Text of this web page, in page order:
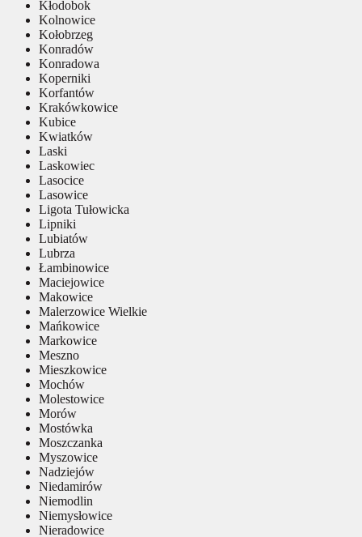
Kłodobok
Kolnowice
Kołobrzeg
Konradów
Konradowa
Koperniki
Korfantów
Krakówkowice
Kubice
Kwiatków
Laski
Laskowiec
Lasocice
Lasowice
Ligota Tułowicka
Lipniki
Lubiatów
Lubrza
Łambinowice
Maciejowice
Makowice
Malerzowice Wielkie
Mańkowice
Markowice
Meszno
Mieszkowice
Mochów
Molestowice
Morów
Mostówka
Moszczanka
Myszowice
Nadziejów
Niedamirów
Niemodlin
Niemysłowice
Nieradowice